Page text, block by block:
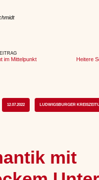
im Mittelpunkt
Heitere
12.07.2022 LUDWIGSBURGER
mit